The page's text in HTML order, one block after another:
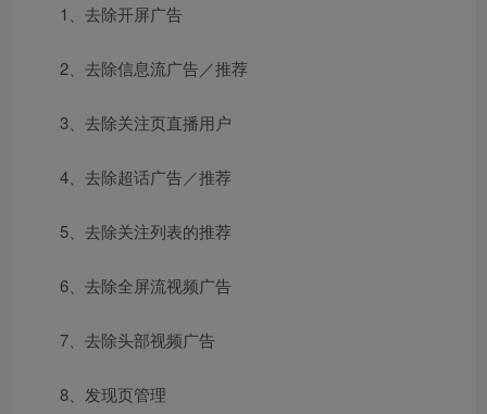
1、去除开屏广告
2、去除信息流广告／推荐
3、去除关注页直播用户
4、去除超话广告／推荐
5、去除关注列表的推荐
6、去除全屏流视频广告
7、去除头部视频广告
8、发现页管理